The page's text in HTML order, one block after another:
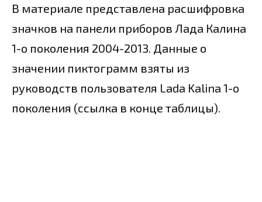
В материале представлена расшифровка
значков на панели приборов Лада Калина
1-о поколения 2004-2013. Данные о
значении пиктограмм взяты из
руководств пользователя Lada Kalina 1-о
поколения (ссылка в конце таблицы).